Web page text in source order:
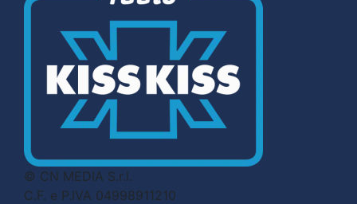
© CN MEDIA S.r.l.
C.F. e P.IVA 04998911210